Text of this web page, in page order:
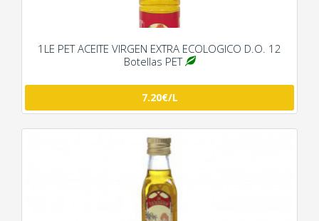
1LE PET ACEITE VIRGEN EXTRA ECOLOGICO D.O. 12
Botellas PET
7.20€/L